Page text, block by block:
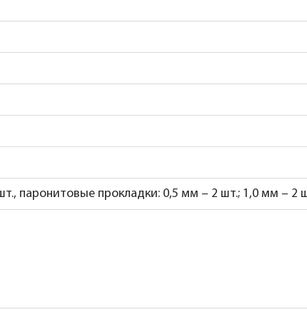
паронитовые прокладки: 0,5 мм – 2 шт.; 1,0 мм – 2